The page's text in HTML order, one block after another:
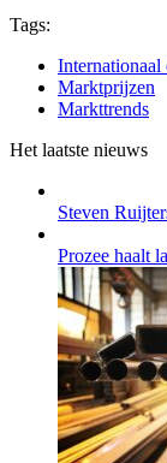
Tags:
Internationaal
Marktprijzen
Markttrends
Het laatste nieuws
Steven
Prozee haalt